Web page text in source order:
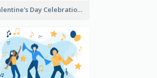
Valentine's Day Celebration